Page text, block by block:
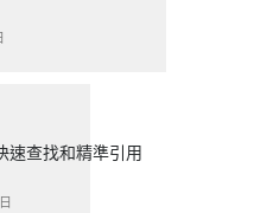
速查找和精準引用